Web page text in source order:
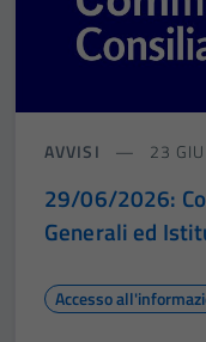
AVVISI 23
29/06/2026:
Generali ed
Accesso